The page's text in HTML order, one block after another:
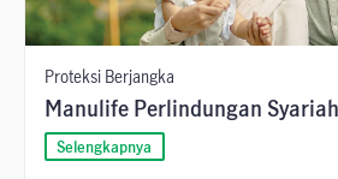
Proteksi Berjangka
Manulife Perlindungan
Selengkapnya